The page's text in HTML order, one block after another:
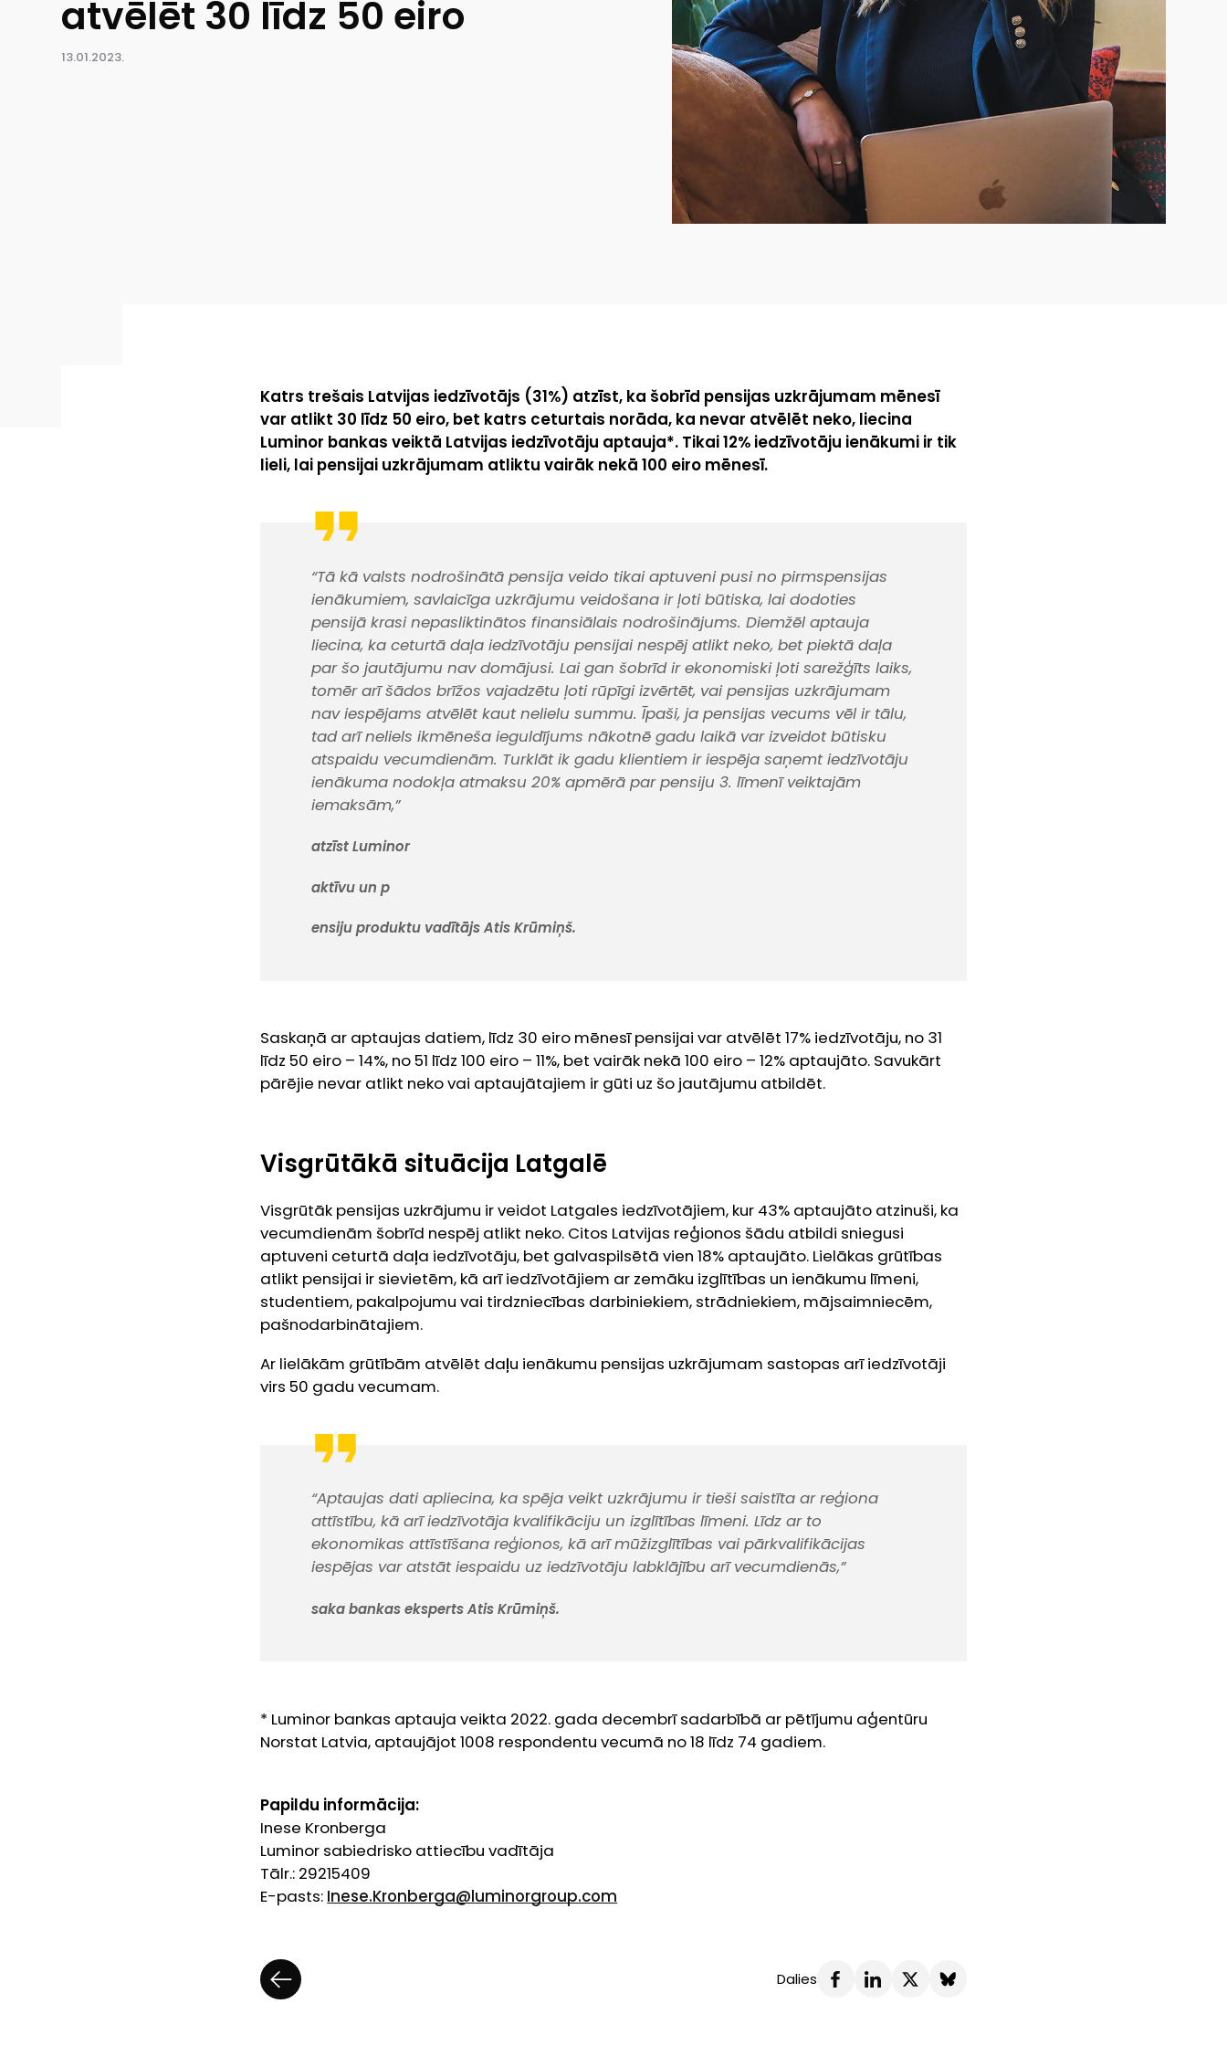
atvēlēt 30 līdz 50 eiro
13.01.2023.
Katrs trešais Latvijas iedzīvotājs (31%) atzīst, ka šobrīd pensijas uzkrājumam mēnesī
var atlikt 30 līdz 50 eiro, bet katrs ceturtais norāda, ka nevar atvēlēt neko, liecina
Luminor bankas veiktā Latvijas iedzīvotāju aptauja*. Tikai 12% iedzīvotāju ienākumi ir tik
lieli, lai pensijai uzkrājumam atliktu vairāk nekā 100 eiro mēnesī.
“Tā kā valsts nodrošinātā pensija veido tikai aptuveni pusi no pirmspensijas
ienākumiem, savlaicīga uzkrājumu veidošana ir ļoti būtiska, lai dodoties
pensijā krasi nepasliktinātos finansiālais nodrošinājums. Diemžēl aptauja
liecina, ka ceturtā daļa iedzīvotāju pensijai nespēj atlikt neko, bet piektā daļa
par šo jautājumu nav domājusi. Lai gan šobrīd ir ekonomiski ļoti sarežģīts laiks,
tomēr arī šādos brīžos vajadzētu ļoti rūpīgi izvērtēt, vai pensijas uzkrājumam
nav iespējams atvēlēt kaut nelielu summu. Īpaši, ja pensijas vecums vēl ir tālu,
tad arī neliels ikmēneša ieguldījums nākotnē gadu laikā var izveidot būtisku
atspaidu vecumdienām. Turklāt ik gadu klientiem ir iespēja saņemt iedzīvotāju
ienākuma nodokļa atmaksu 20% apmērā par pensiju 3. līmenī veiktajām
iemaksām,”
atzīst Luminor
aktīvu un p
ensiju produktu vadītājs Atis Krūmiņš.
Saskaņā ar aptaujas datiem, līdz 30 eiro mēnesī pensijai var atvēlēt 17% iedzīvotāju, no 31
līdz 50 eiro – 14%, no 51 līdz 100 eiro – 11%, bet vairāk nekā 100 eiro – 12% aptaujāto. Savukārt
pārējie nevar atlikt neko vai aptaujātajiem ir gūti uz šo jautājumu atbildēt.
Visgrūtākā situācija Latgalē
Visgrūtāk pensijas uzkrājumu ir veidot Latgales iedzīvotājiem, kur 43% aptaujāto atzinuši, ka
vecumdienām šobrīd nespēj atlikt neko. Citos Latvijas reģionos šādu atbildi sniegusi
aptuveni ceturtā daļa iedzīvotāju, bet galvaspilsētā vien 18% aptaujāto. Lielākas grūtības
atlikt pensijai ir sievietēm, kā arī iedzīvotājiem ar zemāku izglītības un ienākumu līmeni,
studentiem, pakalpojumu vai tirdzniecības darbiniekiem, strādniekiem, mājsaimniecēm,
pašnodarbinātajiem.
Ar lielākām grūtībām atvēlēt daļu ienākumu pensijas uzkrājumam sastopas arī iedzīvotāji
virs 50 gadu vecumam.
“Aptaujas dati apliecina, ka spēja veikt uzkrājumu ir tieši saistīta ar reģiona
attīstību, kā arī iedzīvotāja kvalifikāciju un izglītības līmeni. Līdz ar to
ekonomikas attīstīšana reģionos, kā arī mūžizglītības vai pārkvalifikācijas
iespējas var atstāt iespaidu uz iedzīvotāju labklājību arī vecumdienās,”
saka bankas eksperts Atis Krūmiņš.
* Luminor bankas aptauja veikta 2022. gada decembrī sadarbībā ar pētījumu aģentūru
Norstat Latvia, aptaujājot 1008 respondentu vecumā no 18 līdz 74 gadiem.
Papildu informācija:
Inese Kronberga
Luminor sabiedrisko attiecību vadītāja
Tālr.: 29215409
E-pasts: Inese.Kronberga@luminorgroup.com
Dalies